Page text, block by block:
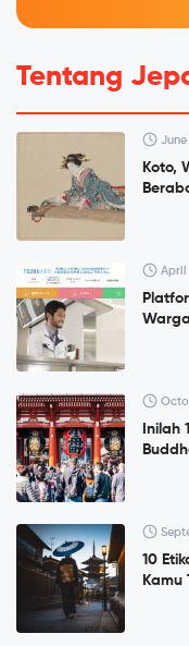
Tentang
Koto,
April
Inilah
10
Kamu